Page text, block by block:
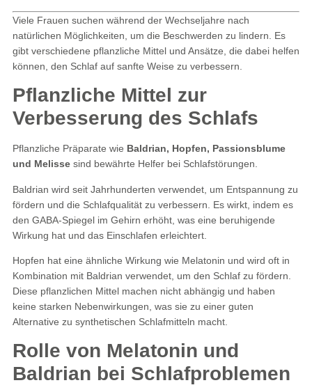
Viele Frauen suchen während der Wechseljahre nach
natürlichen Möglichkeiten, um die Beschwerden zu lindern. Es
gibt verschiedene pflanzliche Mittel und Ansätze, die dabei helfen
können, den Schlaf auf sanfte Weise zu verbessern.
Pflanzliche Mittel zur
Verbesserung des Schlafs
Pflanzliche Präparate wie Baldrian, Hopfen, Passionsblume
und Melissesind bewährte Helfer bei Schlafstörungen.
Baldrian wird seit Jahrhunderten verwendet, um Entspannung zu
fördern und die Schlafqualität zu verbessern. Es wirkt, indem es
den GABA-Spiegel im Gehirn erhöht, was eine beruhigende
Wirkung hat und das Einschlafen erleichtert.
Hopfen hat eine ähnliche Wirkung wie Melatonin und wird oft in
Kombination mit Baldrian verwendet, um den Schlaf zu fördern.
Diese pflanzlichen Mittel machen nicht abhängig und haben
keine starken Nebenwirkungen, was sie zu einer guten
Alternative zu synthetischen Schlafmitteln macht​.
Rolle von Melatonin und
Baldrian bei Schlafproblemen